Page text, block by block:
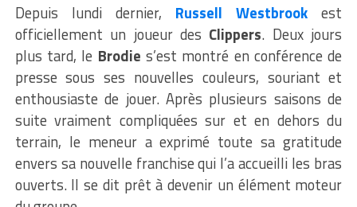
Depuis lundi dernier, Russell Westbrook
est
officiellement un joueur des Clippers. Deux jours
plus tard, le Brodie s’est montré en conférence de
presse sous ses nouvelles couleurs, souriant et
enthousiaste de jouer. Après plusieurs saisons de
suite vraiment compliquées sur et en dehors du
terrain, le meneur a exprimé toute sa gratitude
envers sa nouvelle franchise qui l’a accueilli les bras
ouverts. Il se dit prêt à devenir un élément moteur